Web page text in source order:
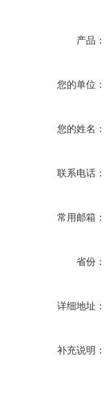
产品：
您的单位：
您的姓名：
联系电话：
常用邮箱：
省份：
详细地址：
补充说明：